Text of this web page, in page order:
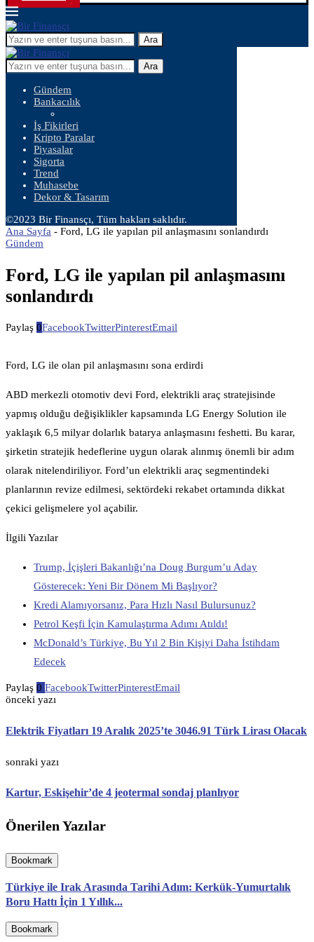
Ara
Ara
Gündem
Bankacılık
İş Fikirleri
Kripto Paralar
Piyasalar
Sigorta
Trend
Muhasebe
Dekor & Tasarım
©2023 Bir Finansçı, Tüm hakları saklıdır.
Ana Sayfa - Ford, LG ile yapılan pil anlaşmasını sonlandırdı
Gündem
Ford, LG ile yapılan pil anlaşmasını
sonlandırdı
Paylaş 0FacebookTwitterPinterestEmail
Ford, LG ile olan pil anlaşmasını sona erdirdi
ABD merkezli otomotiv devi Ford, elektrikli araç stratejisinde
yapmış olduğu değişiklikler kapsamında LG Energy Solution ile
yaklaşık 6,5 milyar dolarlık batarya anlaşmasını feshetti. Bu karar,
şirketin stratejik hedeflerine uygun olarak alınmış önemli bir adım
olarak nitelendiriliyor. Ford’un elektrikli araç segmentindeki
planlarının revize edilmesi, sektördeki rekabet ortamında dikkat
çekici gelişmelere yol açabilir.
İlgili Yazılar
Trump, İçişleri Bakanlığı’na Doug Burgum’u Aday
Gösterecek: Yeni Bir Dönem Mi Başlıyor?
Kredi Alamıyorsanız, Para Hızlı Nasıl Bulursunuz?
Petrol Keşfi İçin Kamulaştırma Adımı Atıldı!
McDonald’s Türkiye, Bu Yıl 2 Bin Kişiyi Daha İstihdam
Edecek
Paylaş 0 FacebookTwitterPinterestEmail
önceki yazı
Elektrik Fiyatları 19 Aralık 2025’te 3046.91 Türk Lirası Olacak
sonraki yazı
Kartur, Eskişehir’de 4 jeotermal sondaj planlıyor
Önerilen Yazılar
Bookmark
Türkiye ile Irak Arasında Tarihi Adım: Kerkük-Yumurtalık
Boru Hattı İçin 1 Yıllık...
Bookmark